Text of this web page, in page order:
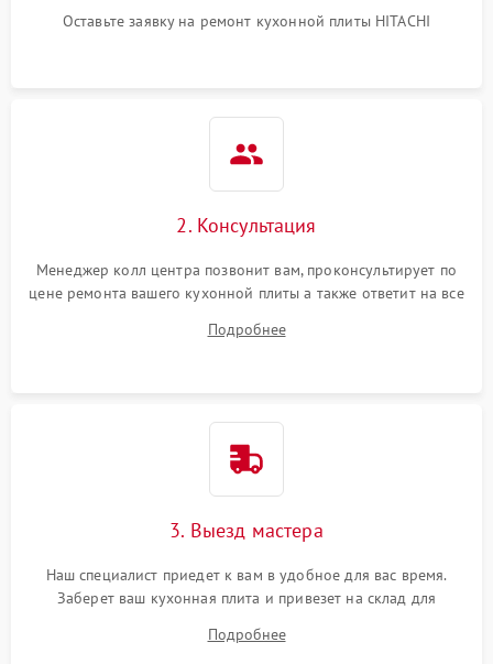
Оставьте заявку на ремонт кухонной плиты HITACHI
2. Консультация
Менеджер колл центра позвонит вам, проконсультирует по
цене ремонта вашего кухонной плиты а также ответит на все
Подробнее
3. Выезд мастера
Наш специалист приедет к вам в удобное для вас время.
Заберет ваш кухонная плита и привезет на склад для
Подробнее